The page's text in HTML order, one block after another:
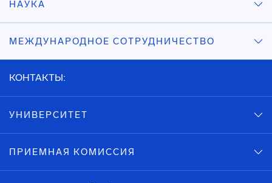
НАУКА
МЕЖДУНАРОДНОЕ СОТРУДНИЧЕСТВО
КОНТАКТЫ:
УНИВЕРСИТЕТ
ПРИЕМНАЯ КОМИССИЯ